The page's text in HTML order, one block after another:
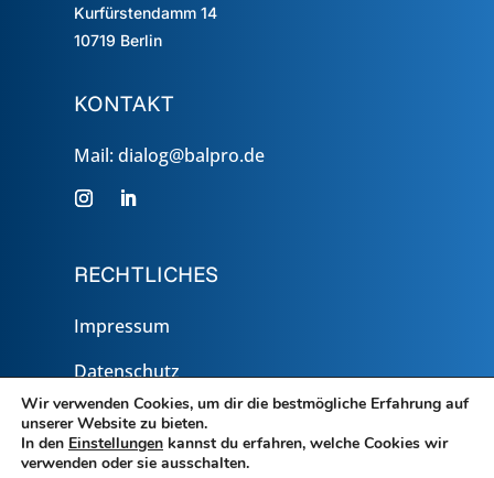
Kurfürstendamm 14
10719 Berlin
KONTAKT
Mail: dialog@balpro.de
RECHTLICHES
Impressum
Datenschutz
Copyright © 2026 Bundesverband für Alternative
Wir verwenden Cookies, um dir die bestmögliche Erfahrung auf
unserer Website zu bieten.
In den Einstellungen kannst du erfahren, welche Cookies wir
verwenden oder sie ausschalten.